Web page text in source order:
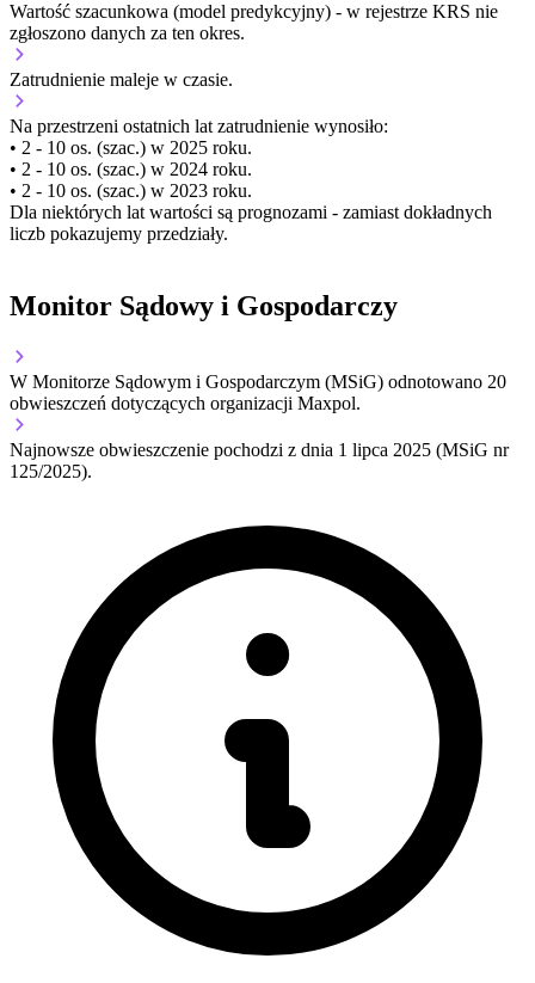
Wartość szacunkowa (model predykcyjny) - w rejestrze KRS nie
zgłoszono danych za ten okres.
Zatrudnienie maleje w czasie.
Na przestrzeni ostatnich lat zatrudnienie wynosiło:
• 2 - 10 os. (szac.) w 2025 roku.
• 2 - 10 os. (szac.) w 2024 roku.
• 2 - 10 os. (szac.) w 2023 roku.
Dla niektórych lat wartości są prognozami - zamiast dokładnych
liczb pokazujemy przedziały.
Monitor Sądowy i Gospodarczy
W Monitorze Sądowym i Gospodarczym (MSiG) odnotowano 20
obwieszczeń dotyczących organizacji Maxpol.
Najnowsze obwieszczenie pochodzi z dnia 1 lipca 2025 (MSiG nr
125/2025).